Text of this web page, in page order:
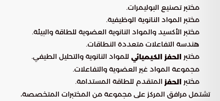
مختبر تصنيع البوليمرات.
مختبر المواد النانوية الوظيفية.
مختبر الأكسيد والمواد النانوية العضوية للطاقة والبيئة.
هندسة التفاعلات متعددة النطاقات.
مختبر الحفز الكيميائي للمواد النانوية والتحليل الطيفي.
مجموعة المواد غير العضوية والتفاعلات.
مختبر الحفز المتقدم للطاقة المستدامة.
تشتمل مرافق المركز على مجموعة من المختبرات المتخصصة،